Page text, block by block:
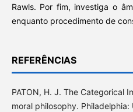
Rawls. Por fim, investiga o
enquanto procedimento de
REFERÊNCIAS
PATON, H. J. The Categorical
moral philosophy.